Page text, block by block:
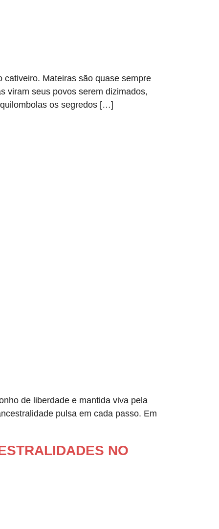
cativeiro. Mateiras são quase sempre
viram seus povos serem dizimados,
os segredos […]
de liberdade e mantida viva pela
pulsa em cada passo. Em
NO